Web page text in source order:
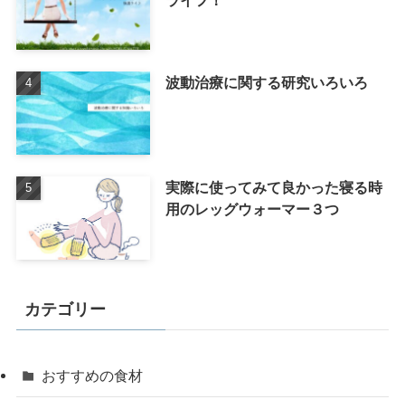
波動治療に関する研究いろいろ
実際に使ってみて良かった寝る時
用のレッグウォーマー３つ
カテゴリー
おすすめの食材